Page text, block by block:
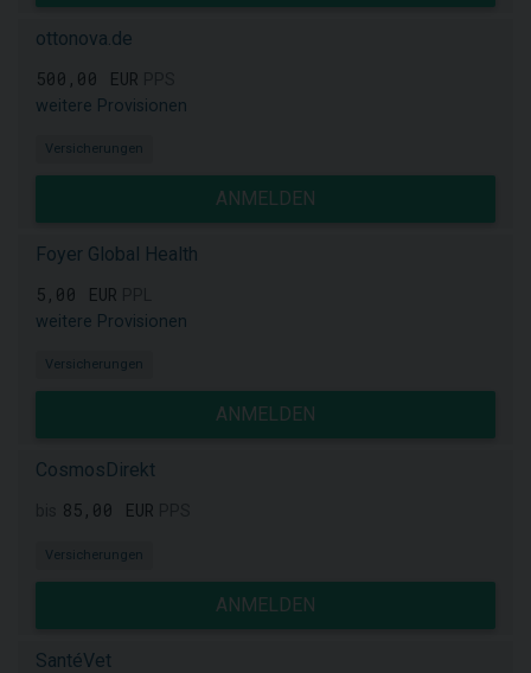
ottonova.de
500,00 EUR
weitere Provisionen
Versicherungen
ANMELDEN
Foyer Global Health
5,00 EUR
weitere Provisionen
Versicherungen
ANMELDEN
CosmosDirekt
85,00 EUR
Versicherungen
ANMELDEN
SantéVet